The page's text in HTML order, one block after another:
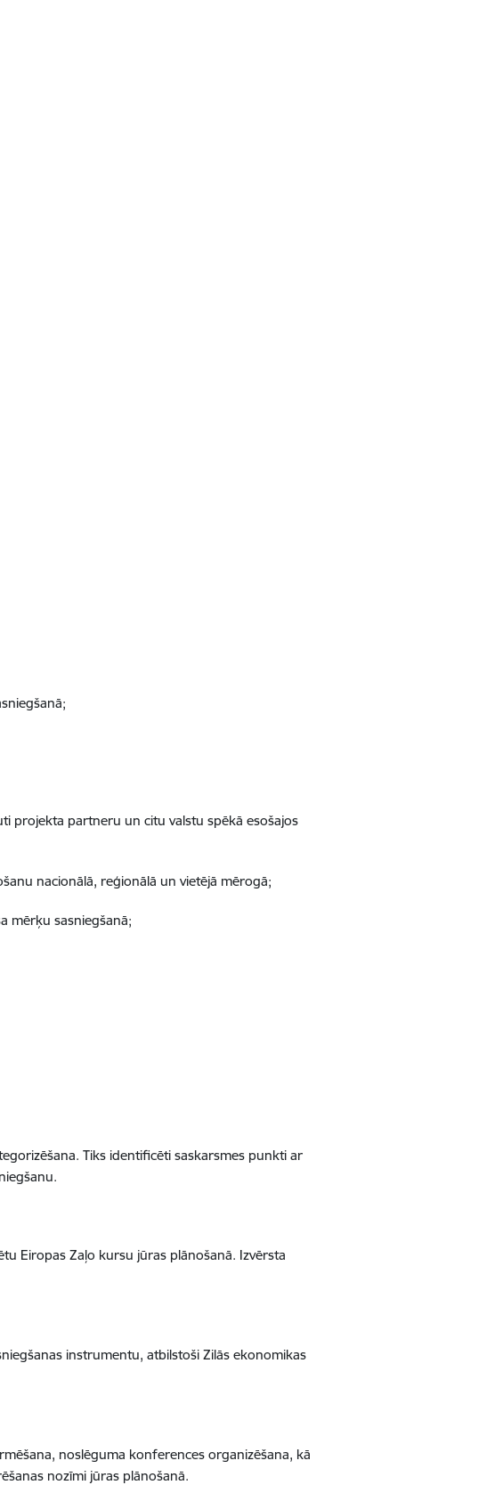
projekta partneru un citu valstu spēkā esošajos
nacionālā, reģionālā un vietējā mērogā;
mērķu sasniegšanā;
Tiks identificēti saskarsmes punkti ar
Eiropas Zaļo kursu jūras plānošanā. Izvērsta
instrumentu, atbilstoši Zilās ekonomikas
noslēguma konferences organizēšana, kā
nozīmi jūras plānošanā.